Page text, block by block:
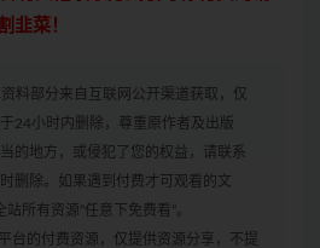
韭菜！
料部分来自互联网公开渠道获取，仅
24小时内删除，尊重原作者及出版
的地方，或侵犯了您的权益，请联系
删除。如果遇到付费才可观看的文
所有资源“任意下免费看”。
台的付费资源，仅提供资源分享，不提